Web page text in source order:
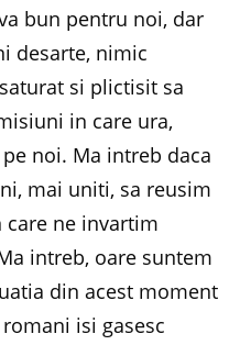
bun pentru noi, dar
desarte, nimic
si plictisit sa
in care ura,
noi. Ma intreb daca
mai uniti, sa reusim
care ne invartim
intreb, oare suntem
din acest moment
isi gasesc